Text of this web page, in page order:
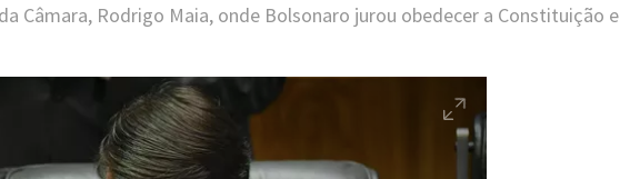
Câmara, Rodrigo Maia, onde Bolsonaro jurou obedecer a Constituição e